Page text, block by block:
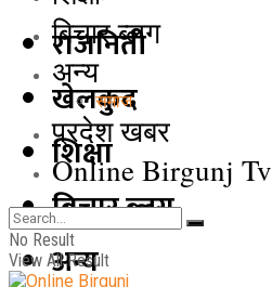
राजनिती
खेलकुद
शिक्षा
बिचार ब्लग
अन्य
बिचार ब्लग
अन्य
समाज
प्रदेश खबर
Online Birgunj Tv
No Result
View All Result